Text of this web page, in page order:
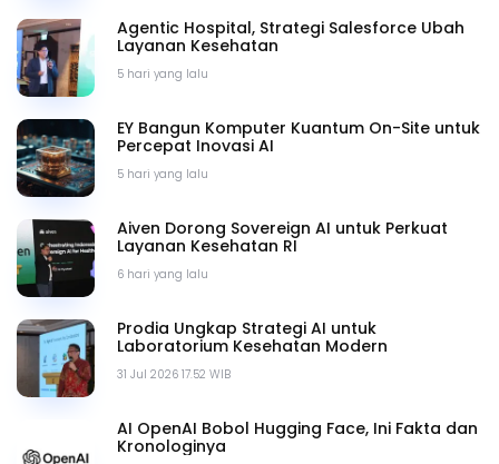
5 hari yang lalu
Agentic Hospital, Strategi Salesforce Ubah
Layanan Kesehatan
5 hari yang lalu
EY Bangun Komputer Kuantum On-Site untuk
Percepat Inovasi AI
6 hari yang lalu
Aiven Dorong Sovereign AI untuk Perkuat
Layanan Kesehatan RI
31 Jul 2026 17.52 WIB
Prodia Ungkap Strategi AI untuk
Laboratorium Kesehatan Modern
AI OpenAI Bobol Hugging Face, Ini Fakta dan
Kronologinya